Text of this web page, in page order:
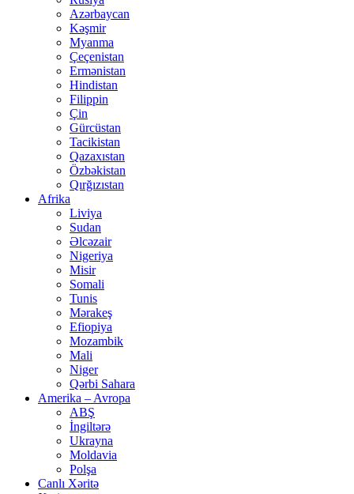
Azərbaycan
Kəşmir
Myanma
Çeçenistan
Ermənistan
Hindistan
Filippin
Çin
Gürcüstan
Tacikistan
Qazaxıstan
Özbəkistan
Qırğızıstan
Afrika
Liviya
Sudan
Əlcəzair
Nigeriya
Misir
Somali
Tunis
Mərakeş
Efiopiya
Mozambik
Mali
Niger
Qərbi Sahara
Amerika – Avropa
ABŞ
İngiltərə
Ukrayna
Moldavia
Polşa
Canlı Xəritə